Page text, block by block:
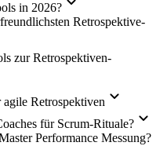
in 2026?
Retrospektive-
zur Retrospektiven-
Retrospektiven
für Scrum-Rituale?
Performance Messung?